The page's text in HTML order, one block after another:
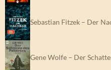
Sebastian Fitzek – Der
Gene Wolfe – Der